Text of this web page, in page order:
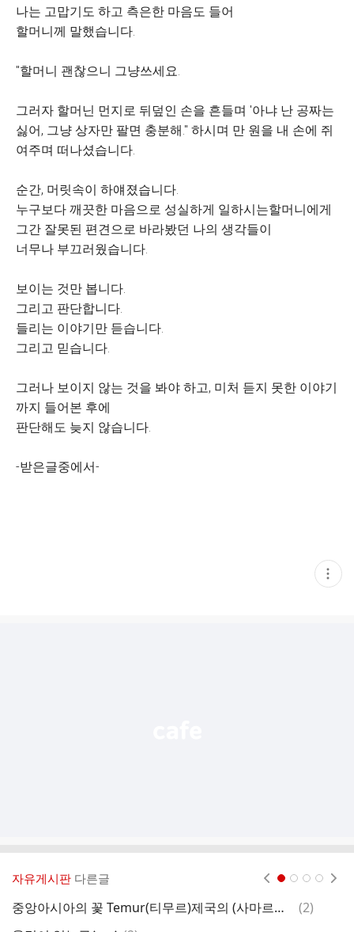
나는 고맙기도 하고 측은한 마음도 들어
할머니께 말했습니다.
"할머니 괜찮으니 그냥쓰세요.
그러자 할머닌 먼지로 뒤덮인 손을 흔들며 '아냐 난 공짜는
싫어, 그냥 상자만 팔면 충분해." 하시며 만 원을 내 손에 쥐
여주며 떠나셨습니다.
순간, 머릿속이 하얘졌습니다.
누구보다 깨끗한 마음으로 성실하게 일하시는할머니에게
그간 잘못된 편견으로 바라봤던 나의 생각들이
너무나 부끄러웠습니다.
보이는 것만 봅니다.
그리고 판단합니다.
들리는 이야기만 듣습니다.
그리고 믿습니다.
그러나 보이지 않는 것을 봐야 하고, 미처 듣지 못한 이야기
까지 들어본 후에
판단해도 늦지 않습니다.
-받은글중에서-
현
재
자유게시판 다른글
중앙아시아의 꽃 Temur(티무르)제국의 (사마르칸트와 부하라 스케치)
댓
(2)